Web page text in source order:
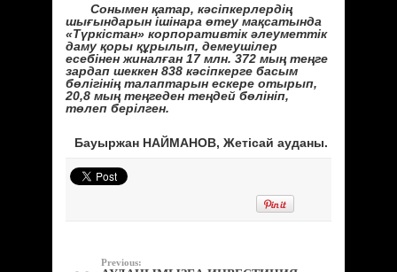
Сонымен қатар, кәсіпкерлердің
шығындарын ішінара өтеу мақсатында
«Түркістан» корпоративтік әлеуметтік
даму қоры құрылып, демеушілер
есебінен жиналған 17 млн. 372 мың теңге
зардап шеккен 838 кәсіпкерге басым
бөлігінің талаптарын ескере отырып,
20,8 мың теңгеден теңдей бөлініп,
төлеп берілген.
Бауыржан НАЙМАНОВ, Жетісай ауданы.
Previous: